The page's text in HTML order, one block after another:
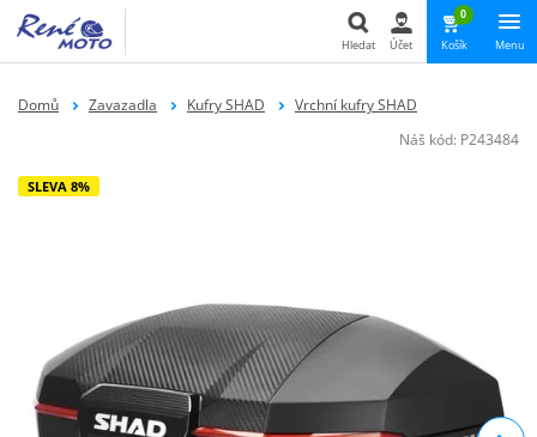
Hledat Účet
0
Košík Menu
Domů Zavazadla Kufry SHAD
Vrchní kufry SHAD
Náš kód: P243484
SLEVA 8%